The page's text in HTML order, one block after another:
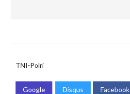
TNI-Polri
Google Disqus Facebook